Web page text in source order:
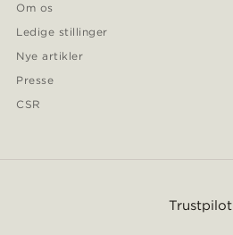
Om os
Ledige stillinger
Nye artikler
Presse
CSR
Trustpilot